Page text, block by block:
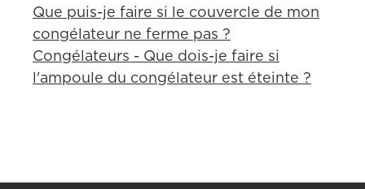
Que puis-je faire si le couvercle de mon
congélateur ne ferme pas ?
Congélateurs - Que dois-je faire si
l'ampoule du congélateur est éteinte ?